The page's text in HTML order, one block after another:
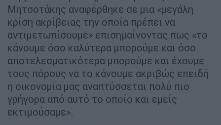
Μητσοτάκης αναφέρθηκε σε μια «μεγάλη
κρίση ακρίβειας την οποία πρέπει να
αντιμετωπίσουμε» επισημαίνοντας πως «το
κάνουμε όσο καλύτερα μπορούμε και όσο
αποτελεσματικότερα μπορούμε και έχουμε
τους πόρους να το κάνουμε ακριβώς επειδή
η οικονομία μας αναπτύσσεται πολύ πιο
γρήγορα από αυτό το οποίο και εμείς
εκτιμούσαμε».